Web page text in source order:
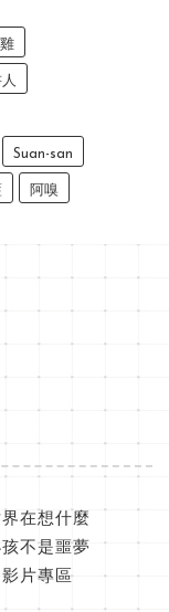
Suan-san
阿嗅
在想什麼
不是噩夢
影片專區